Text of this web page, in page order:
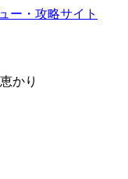
かり